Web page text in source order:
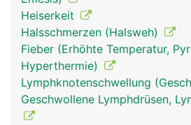
Mund Mann
Heiserkeit
Halsschmerzen (Halsweh)
Fieber (Erhöhte Temperatur,
Hyperthermie)
Lymphknotenschwellung
Geschwollene Lymphdrüsen,